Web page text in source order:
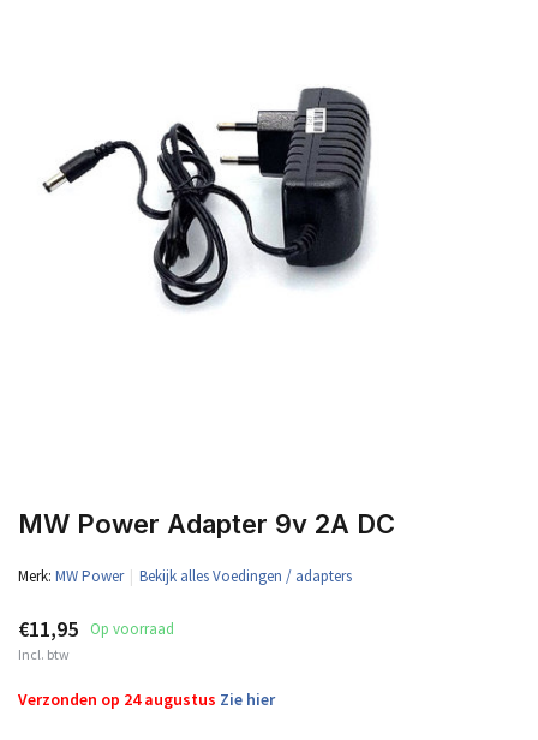
MW Power Adapter 9v 2A DC
Merk: MW Power Bekijk alles Voedingen / adapters
€11,95 Op voorraad
Incl. btw
Verzonden op 24 augustus Zie hier